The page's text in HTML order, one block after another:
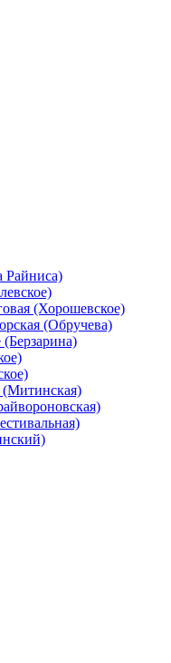
Райниса)
(Хорошевское)
(Обручева)
(Митинская)